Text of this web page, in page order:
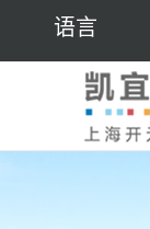
语言